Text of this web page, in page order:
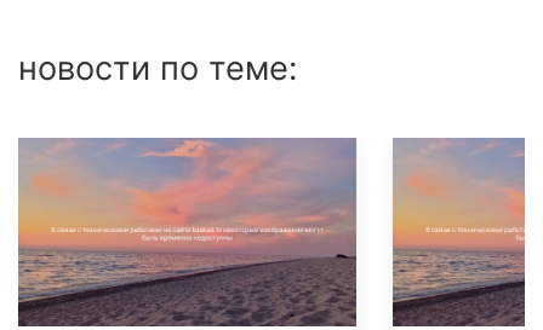
новости по теме: